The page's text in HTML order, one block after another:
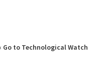
Go to Technological Watch